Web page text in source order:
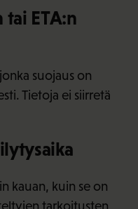
ETA:n
suojaus on
Tietoja ei siirretä
kauan, kuin se on
tarkoitusten